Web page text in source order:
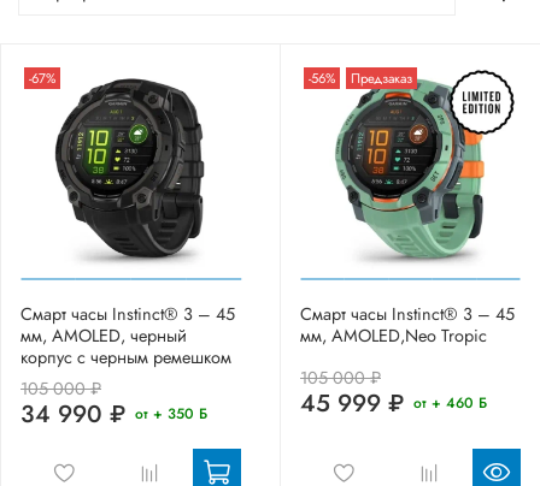
-67%
Смарт часы Instinct® 3 – 45
мм, AMOLED, черный
корпус с черным ремешком
105 000 ₽
34 990 ₽ от + 350 Б
-56% Предзаказ
Смарт часы Instinct® 3 – 45
мм, AMOLED,Neo Tropic
105 000 ₽
45 999 ₽ от + 460 Б